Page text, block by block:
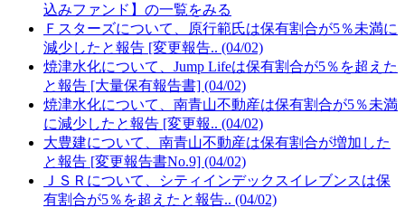
込みファンド】の一覧をみる
Ｆスターズについて、原行範氏は保有割合が5％未満に
減少したと報告 [変更報告.. (04/02)
焼津水化について、Jump Lifeは保有割合が5％を超えた
と報告 [大量保有報告書] (04/02)
焼津水化について、南青山不動産は保有割合が5％未満
に減少したと報告 [変更報.. (04/02)
大豊建について、南青山不動産は保有割合が増加した
と報告 [変更報告書No.9] (04/02)
ＪＳＲについて、シティインデックスイレブンスは保
有割合が5％を超えたと報告.. (04/02)